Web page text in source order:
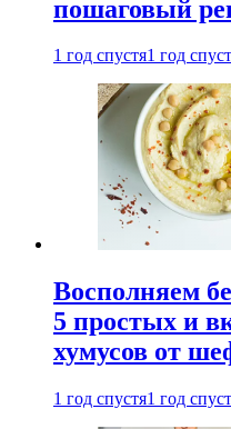
пошаговый
1 год спустя1 год
Восполняем
5 простых и
хумусов от
1 год спустя1 год